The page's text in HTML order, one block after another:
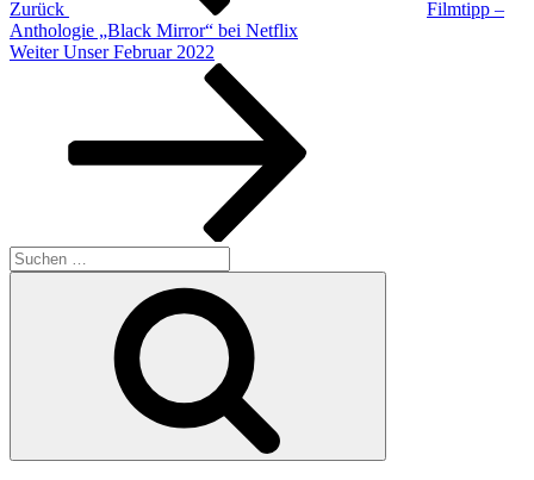
Zurück
Filmtipp –
Anthologie „Black Mirror“ bei Netflix
Nächster
Weiter Unser Februar 2022
Suchen
nach: